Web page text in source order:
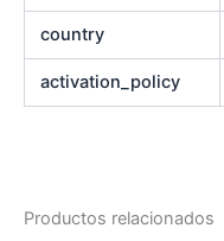
country
activation_policy
Productos relacionados